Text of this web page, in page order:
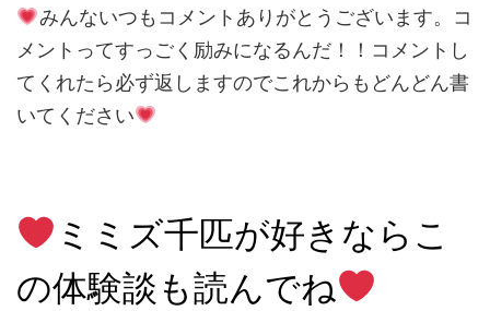
みんないつもコメントありがとうございます。コ
メントってすっごく励みになるんだ！！コメントし
てくれたら必ず返しますのでこれからもどんどん書
いてください
ミミズ千匹が好きならこ
の体験談も読んでね